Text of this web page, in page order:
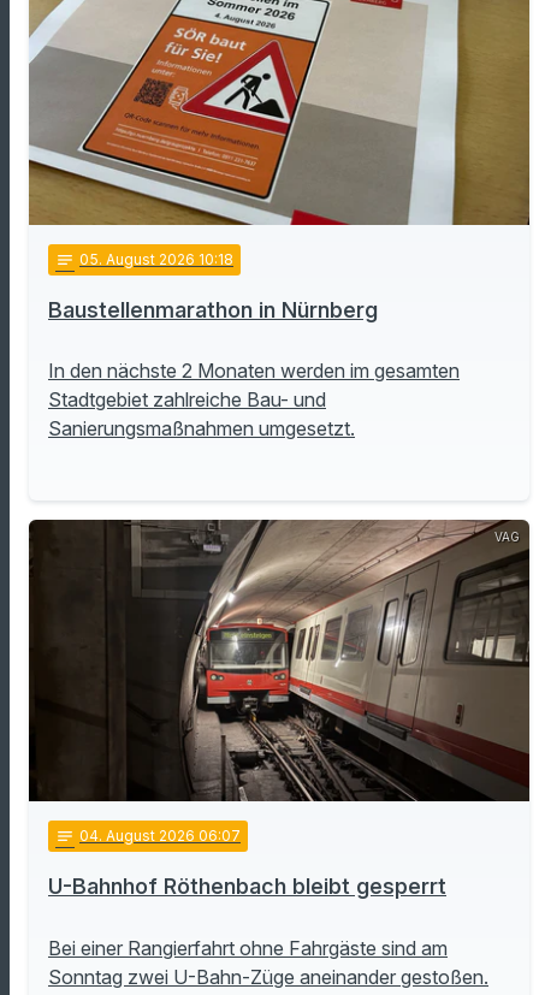
notes 05. August 2026 10:18
Baustellenmarathon in Nürnberg
In den nächste 2 Monaten werden im gesamten
Stadtgebiet zahlreiche Bau- und
Sanierungsmaßnahmen umgesetzt.
VAG
notes 04. August 2026 06:07
U-Bahnhof Röthenbach bleibt gesperrt
Bei einer Rangierfahrt ohne Fahrgäste sind am
Sonntag zwei U-Bahn-Züge aneinander gestoßen.